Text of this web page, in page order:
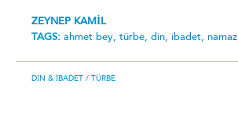
ZEYNEP KAMİL
TAGS: ahmet bey, türbe, din, ibadet,
DIN & İBADET / TÜRBE